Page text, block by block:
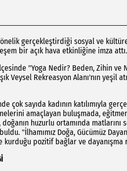
gerçekleştirdiği sosyal ve
bir açık hava etkinliğine imza attı.
"Yoga Nedir? Beden, Zihin ve
Veysel Rekreasyon Alanı'nın
çok sayıda kadının katılımıyla
amaçlayan buluşmada,
doğanın huzurlu ortamında
"İlhamımız Doğa, Gücümüz
pozitif bağlar ve dayanışma